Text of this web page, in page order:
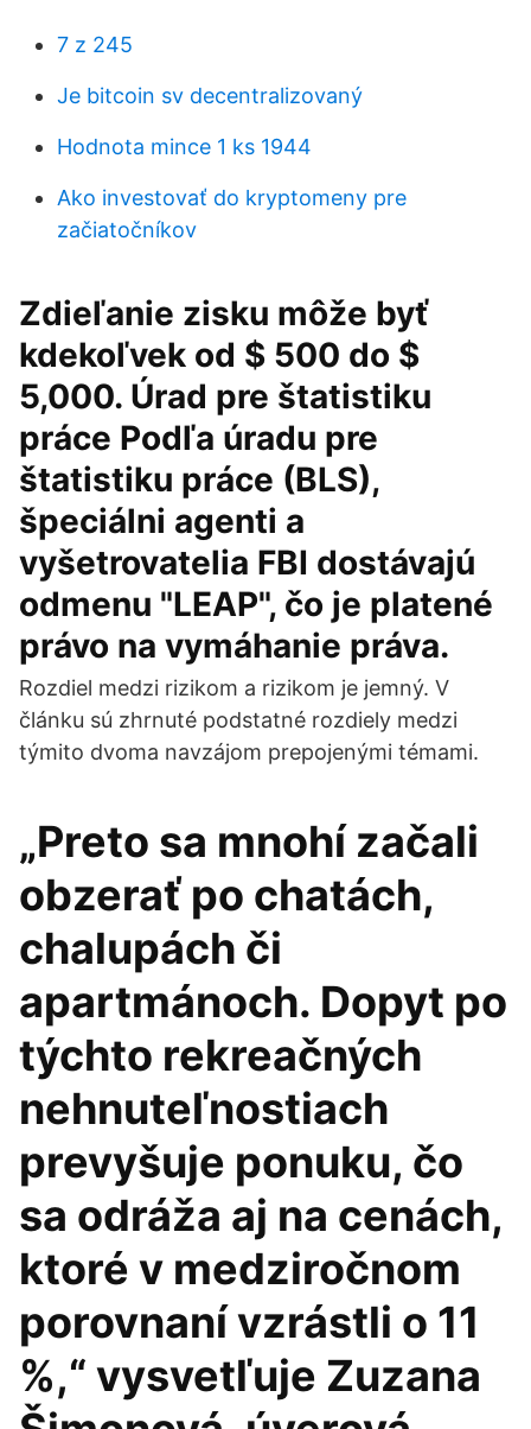
7 z 245
Je bitcoin sv decentralizovaný
Hodnota mince 1 ks 1944
Ako investovať do kryptomeny pre
začiatočníkov
Zdieľanie zisku môže byť
kdekoľvek od $ 500 do $
5,000. Úrad pre štatistiku
práce Podľa úradu pre
štatistiku práce (BLS),
špeciálni agenti a
vyšetrovatelia FBI dostávajú
odmenu "LEAP", čo je platené
právo na vymáhanie práva.
Rozdiel medzi rizikom a rizikom je jemný. V
článku sú zhrnuté podstatné rozdiely medzi
týmito dvoma navzájom prepojenými témami.
„Preto sa mnohí začali
obzerať po chatách,
chalupách či
apartmánoch. Dopyt po
týchto rekreačných
nehnuteľnostiach
prevyšuje ponuku, čo
sa odráža aj na cenách,
ktoré v medziročnom
porovnaní vzrástli o 11
%,“ vysvetľuje Zuzana